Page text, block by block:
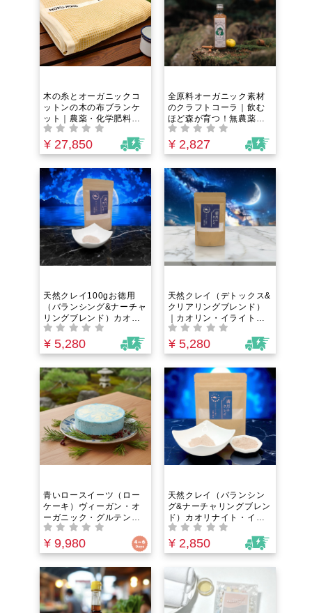
木の糸とオーガニックコ
ットンの木の布ブランケ
ット｜農薬・化学肥料不
使用素材使用率100%！一
年中使える利便性。眠り
が深呼吸に変わる。天然
香りをあなたの寝室に。
¥ 27,850
全原料オーガニック素材
のクラフトコーラ｜飲む
ほど森が育つ！無農薬ス
パイス×有機柚子×甘酒の
自然循環型飲料
¥ 2,827
天然クレイ100gお徳用
（バランシング&ナーチャ
リングブレンド）カオリ
ナイト・イライト・クロ
ライト・スメクタイトの4
種ブレンドで叶える老廃
＆週1回自然療法習慣！ク
レイバス・フェイスパッ
クとして
¥ 5,280
天然クレイ（デトックス&
クリアリングブレンド）
｜カオリン・イライト・
ゼオライト・石英の4種ブ
レンドで叶える老廃物全
身ミネラルクレンズ＆週1
バス・フェイスパックと
して
¥ 5,280
青いロースイーツ（ロー
ケーキ）ヴィーガン・オ
ーガニック・グルテンフ
リー仕様。小麦・乳・
卵・白砂糖不使用。発酵
の旨みで満ちる、体が喜
ナケーキ［冷凍12cmホー
ル］
¥ 9,980
天然クレイ（バランシン
グ&ナーチャリングブレン
ド）カオリナイト・イラ
イト・クロライト・スメ
クタイトの4種ブレンドで
叶える老廃物全身ミネラ
法習慣！クレイバス・フ
ェイスパックとして
¥ 2,850